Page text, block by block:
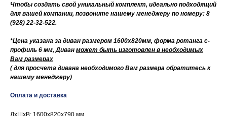
Чтобы создать свой уникальный комплект, идеально подходящий
для вашей компании, позвоните нашему менеджеру по номеру: 8
(928) 22-32-522.
*Цена указана за диван размером 1600х820мм, форма ротанга с-
профиль 6 мм, Диван может быть изготовлен в необходимых
Вам размерах
( для просчета дивана необходимого Вам размера обратитесь к
нашему менеджеру)
Оплата и доставка